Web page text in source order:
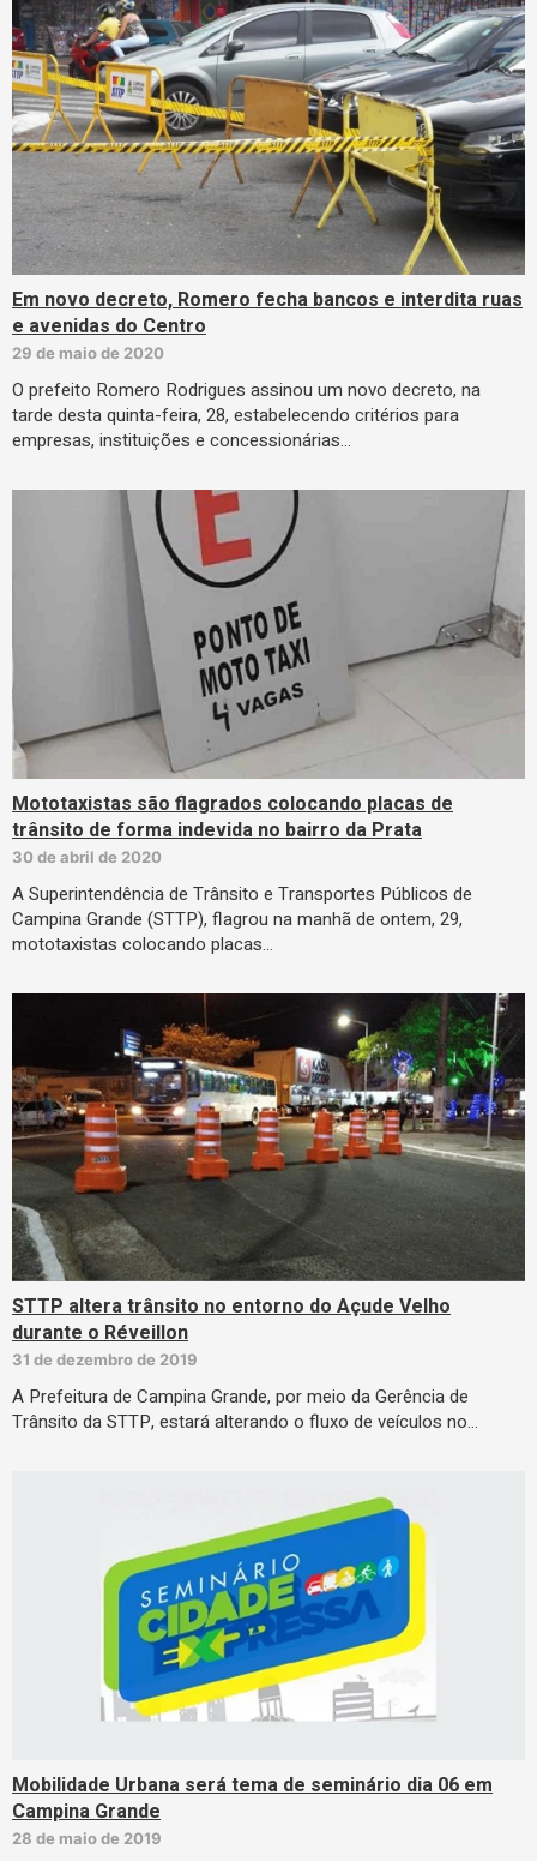
Em novo decreto, Romero fecha bancos e interdita ruas
e avenidas do Centro
29 de maio de 2020
O prefeito Romero Rodrigues assinou um novo decreto, na
tarde desta quinta-feira, 28, estabelecendo critérios para
empresas, instituições e concessionárias…
Mototaxistas são flagrados colocando placas de
trânsito de forma indevida no bairro da Prata
30 de abril de 2020
A Superintendência de Trânsito e Transportes Públicos de
Campina Grande (STTP), flagrou na manhã de ontem, 29,
mototaxistas colocando placas…
STTP altera trânsito no entorno do Açude Velho
durante o Réveillon
31 de dezembro de 2019
A Prefeitura de Campina Grande, por meio da Gerência de
Trânsito da STTP, estará alterando o fluxo de veículos no…
Mobilidade Urbana será tema de seminário dia 06 em
Campina Grande
28 de maio de 2019